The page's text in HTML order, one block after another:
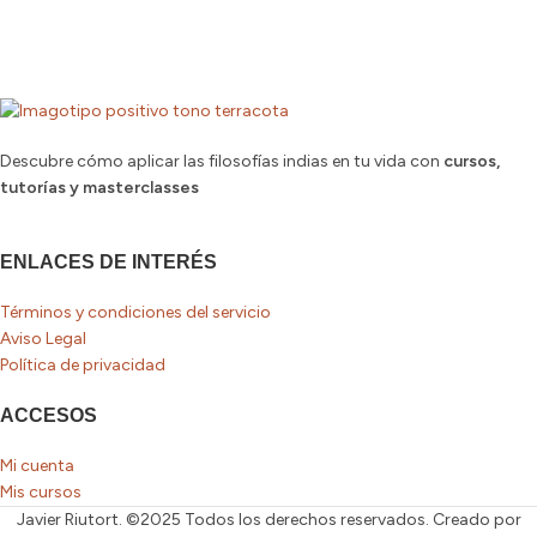
Descubre cómo aplicar las filosofías indias en tu vida con cursos,
tutorías y masterclasses
ENLACES DE INTERÉS
Términos y condiciones del servicio
Aviso Legal
Política de privacidad
ACCESOS
Mi cuenta
Mis cursos
Javier Riutort. ©2025 Todos los derechos reservados. Creado por